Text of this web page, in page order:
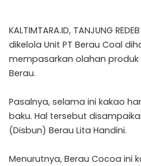
KALTIMTARA.ID, TANJUNG
dikelola Unit PT Berau Coal
mempasarkan olahan
Berau.
Pasalnya, selama ini kakao
baku. Hal tersebut
(Disbun) Berau Lita Handini.
Menurutnya, Berau Cocoa ini